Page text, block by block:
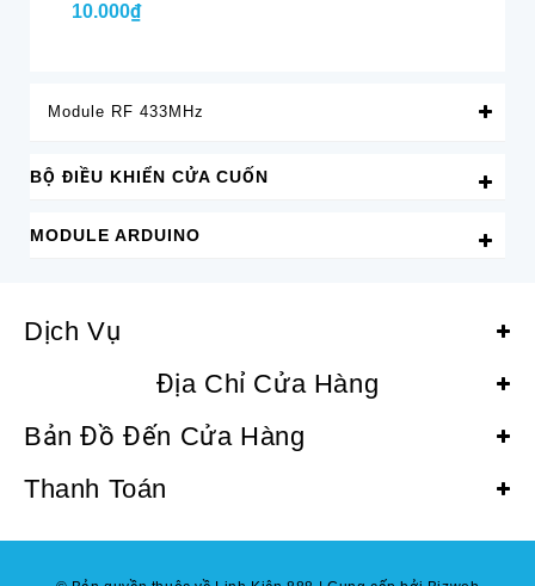
10.000₫
Module RF 433MHz
BỘ ĐIỀU KHIỂN CỬA CUỐN
MODULE ARDUINO
Dịch Vụ
Địa Chỉ Cửa Hàng
Bản Đồ Đến Cửa Hàng
Thanh Toán